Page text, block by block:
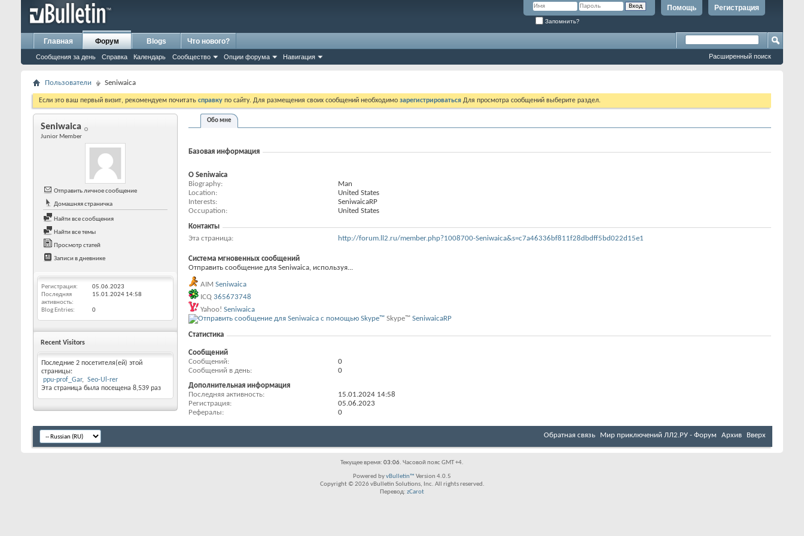
Регистрация
Помощь
Запомнить?
Главная Форум
Сообщения за день Справка Календарь Сообщество Опции форума Навигация
Blogs Что нового?
Расширенный поиск
Пользователи Seniwaica
Если это ваш первый визит, рекомендуем почитать справку по сайту. Для размещения своих сообщений необходимо зарегистрироваться Для просмотра сообщений выберите раздел.
Seniwaica
Junior Member
Отправить личное сообщение
Домашняя страничка
Найти все сообщения
Найти все темы
Просмотр статей
Записи в дневнике
Регистрация
05.06.2023
Последняя
активность
15.01.2024 14:58
Blog Entries 0
Recent Visitors
Последние 2 посетителя(ей) этой
страницы:
ppu-prof_Gar
Seo-Ul-rer
Эта страница была посещена 8,539 раз
Обо мне
Базовая информация
О Seniwaica
Biography
Man
Location
United States
Interests
SeniwaicaRP
Occupation
United States
Контакты
Эта страница
http://forum.ll2.ru/member.php?1008700-Seniwaica&s=c7a46336bf811f28dbdff5bd022d15e1
Система мгновенных сообщений
Отправить сообщение для Seniwaica, используя...
AIM Seniwaica
ICQ 365673748
Yahoo! Seniwaica
Skype™ SeniwaicaRP
Статистика
Сообщений
Сообщений
0
Сообщений в день
0
Дополнительная информация
Последняя активность
15.01.2024 14:58
Регистрация
05.06.2023
Рефералы
0
Обратная связь Мир приключений ЛЛ2.РУ - Форум Архив Вверх
Текущее время: 03:06. Часовой пояс GMT +4.
Powered byvBulletin™ Version 4.0.5
Copyright © 2026 vBulletin Solutions, Inc. All rights reserved.
Перевод: zCarot